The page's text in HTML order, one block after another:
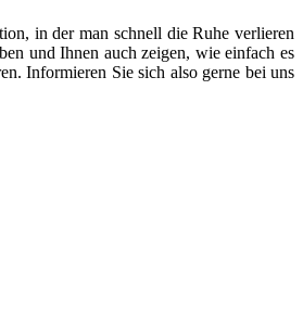
in der man schnell die Ruhe verlieren
und Ihnen auch zeigen, wie einfach es
Informieren Sie sich also gerne bei uns